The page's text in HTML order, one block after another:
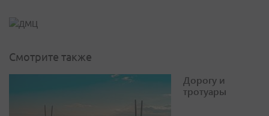
Смотрите также
Дорогу и
тротуары